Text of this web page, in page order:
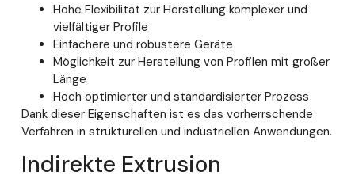
Hohe Flexibilität zur Herstellung komplexer und
vielfältiger Profile
Einfachere und robustere Geräte
Möglichkeit zur Herstellung von Profilen mit großer
Länge
Hoch optimierter und standardisierter Prozess
Dank dieser Eigenschaften ist es das vorherrschende
Verfahren in strukturellen und industriellen Anwendungen.
Indirekte Extrusion